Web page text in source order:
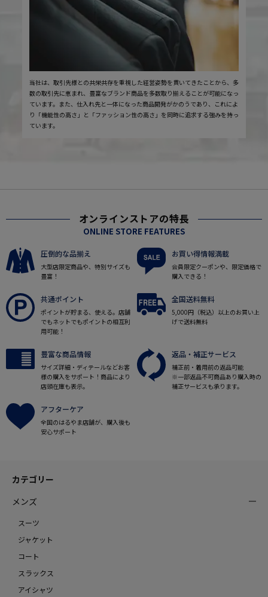
当社は、取引先様との共栄共存を重視した経営姿勢を貫いてきたことから、多
数の取引先に恵まれ、豊富なブランド商品を多数取り揃えることが可能になっ
ています。また、仕入れ先と一体になった商品開発がかのうであり、これによ
り「機能性の高さ」と「ファッション性の高さ」を同時に追求する強みを持っ
ています。
オンラインストアの特長
ONLINE STORE FEATURES
圧倒的な品揃え
大型店限定商品や、特別サイズも
豊富！
お買い得情報満載
会員限定クーポンや、限定価格で
購入できる！
共通ポイント
ポイントが貯まる、使える。店舗
でもネットでもポイントの相互利
用可能！
全国送料無料
5,000円（税込）以上のお買い上
げで送料無料
豊富な商品情報
サイズ詳細・ディテールなどお客
様の購入をサポート！商品により
店頭在庫も表示。
返品・補正サービス
補正前・着用前の返品可能
※一部返品不可商品あり購入時の
補正サービスも承ります。
アフターケア
全国のはるやま店舗が、購入後も
安心サポート
カテゴリー
メンズ
スーツ
ジャケット
コート
スラックス
アイシャツ